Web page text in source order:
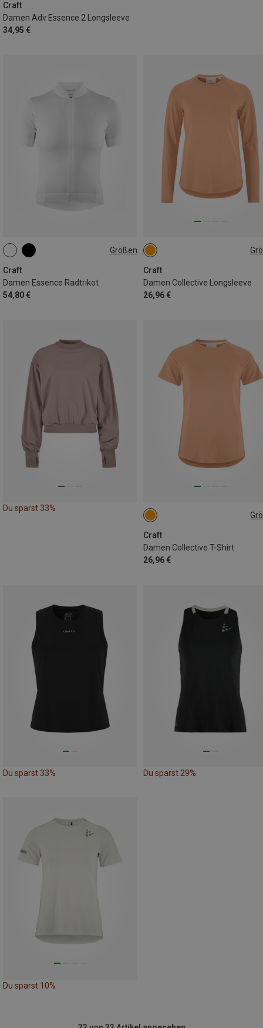
Craft
Damen Adv Essence 2 Longsleeve
34,95 €
Größen
Craft
Damen Essence Radtrikot
54,80 €
L
Craft
Damen Collective Longsleeve
26,96 €
M
Du sparst 33%
Craft
Damen Collective T-Shirt
26,96 €
XS
Du sparst 33% Du sparst 29%
Du sparst 10%